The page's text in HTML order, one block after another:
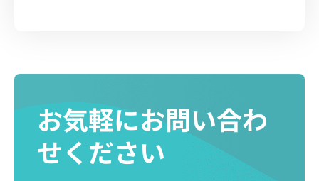
お気軽にお問い合わ
せください